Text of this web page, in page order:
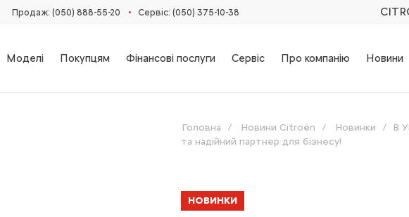
Продаж: (050) 888-55-20 • Сервіс: (050) 375-10-38
Моделі Покупцям Фінансові послуги Сервіс Про компанію Новини
Головна Новини Citroën Новинки
В
та надійний партнер для бізнесу!
НОВИНКИ